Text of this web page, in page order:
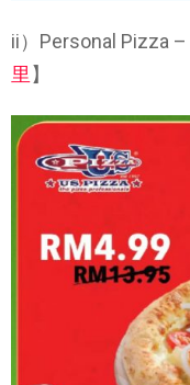
ii）Personal Pizza –
里】